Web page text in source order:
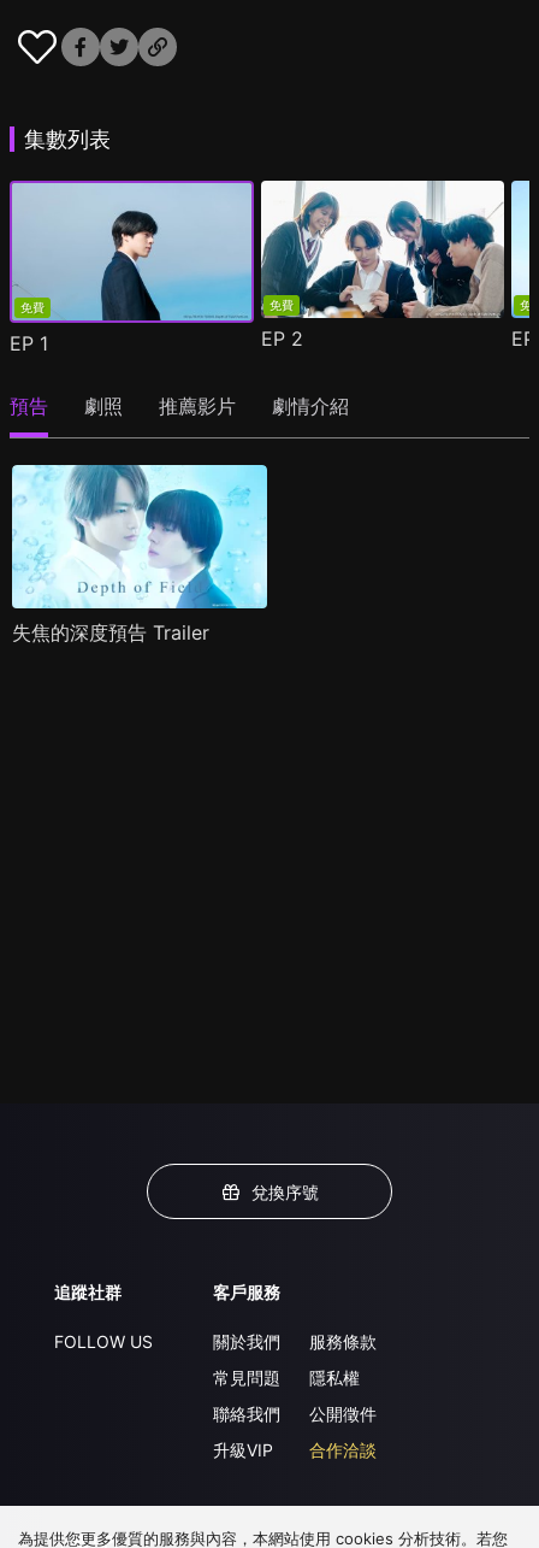
集數列表
免費
EP 1
免費
EP 2
免
預告 劇照 推薦影片 劇情介紹
失焦的深度預告 Trailer
兌換序號
追蹤社群
FOLLOW US
客戶服務
關於我們
常見問題
聯絡我們
升級VIP
服務條款
隱私權
公開徵件
合作洽談
下載 APP
為提供您更多優質的服務與內容，本網站使用 cookies 分析技術。若您